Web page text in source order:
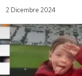
2 Dicembre 2024